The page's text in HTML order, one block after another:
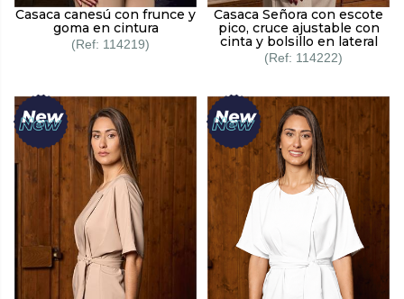
Casaca canesú con frunce y
goma en cintura
114219
Casaca Señora con escote
pico, cruce ajustable con
cinta y bolsillo en lateral
114222